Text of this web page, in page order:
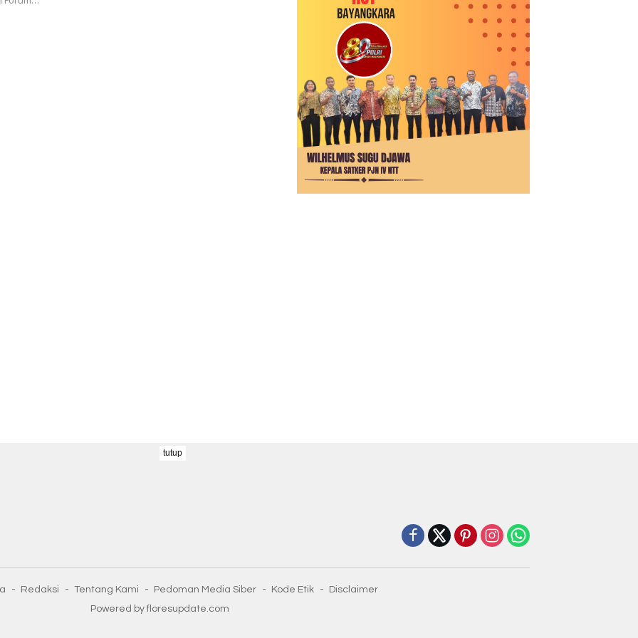
Redaksi Tentang Kami Pedoman Media Siber Kode Etik
Disclaimer
Powered by floresupdate.com
tutup